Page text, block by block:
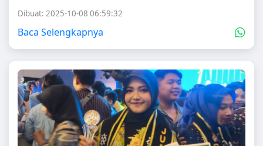
Dibuat: 2025-10-08 06:59:32
Baca Selengkapnya